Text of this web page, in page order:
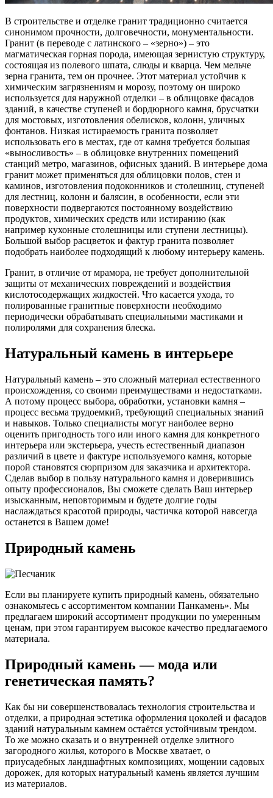
В строительстве и отделке гранит традиционно считается
синонимом прочности, долговечности, монументальности.
Гранит (в переводе с латинского – «зерно») – это
магматическая горная порода, имеющая зернистую структуру,
состоящая из полевого шпата, слюды и кварца. Чем мельче
зерна гранита, тем он прочнее. Этот материал устойчив к
химическим загрязнениям и морозу, поэтому он широко
используется для наружной отделки – в облицовке фасадов
зданий, в качестве ступеней и бордюрного камня, брусчатки
для мостовых, изготовления обелисков, колонн, уличных
фонтанов. Низкая истираемость гранита позволяет
использовать его в местах, где от камня требуется большая
«выносливость» – в облицовке внутренних помещений
станций метро, магазинов, офисных зданий. В интерьере дома
гранит может применяться для облицовки полов, стен и
каминов, изготовления подоконников и столешниц, ступеней
для лестниц, колонн и балясин, в особенности, если эти
поверхности подвергаются постоянному воздействию
продуктов, химических средств или истиранию (как
например кухонные столешницы или ступени лестницы).
Большой выбор расцветок и фактур гранита позволяет
подобрать наиболее подходящий к любому интерьеру камень.
Гранит, в отличие от мрамора, не требует дополнительной
защиты от механических повреждений и воздействия
кислотосодержащих жидкостей. Что касается ухода, то
полированные гранитные поверхности необходимо
периодически обрабатывать специальными мастиками и
полиролями для сохранения блеска.
Натуральный камень в интерьере
Натуральный камень – это сложный материал естественного
происхождения, со своими преимуществами и недостатками.
А потому процесс выбора, обработки, установки камня –
процесс весьма трудоемкий, требующий специальных знаний
и навыков. Только специалисты могут наиболее верно
оценить пригодность того или иного камня для конкретного
интерьера или экстерьера, учесть естественный диапазон
различий в цвете и фактуре используемого камня, которые
порой становятся сюрпризом для заказчика и архитектора.
Сделав выбор в пользу натурального камня и доверившись
опыту профессионалов, Вы сможете сделать Ваш интерьер
изысканным, неповторимым и будете долгие годы
наслаждаться красотой природы, частичка которой навсегда
останется в Вашем доме!
Природный камень
Если вы планируете купить природный камень, обязательно
ознакомьтесь с ассортиментом компании Панкамень». Мы
предлагаем широкий ассортимент продукции по умеренным
ценам, при этом гарантируем высокое качество предлагаемого
материала.
Природный камень — мода или
генетическая память?
Как бы ни совершенствовалась технология строительства и
отделки, а природная эстетика оформления цоколей и фасадов
зданий натуральным камнем остаётся устойчивым трендом.
То же можно сказать и о внутренней отделке элитного
загородного жилья, которого в Москве хватает, о
приусадебных ландшафтных композициях, мощении садовых
дорожек, для которых натуральный камень является лучшим
из материалов.